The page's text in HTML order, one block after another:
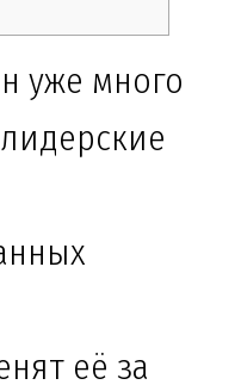
уже много
её за